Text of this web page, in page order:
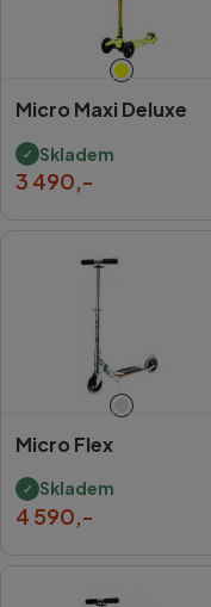
Micro Maxi Deluxe
Skladem
3 490,-
Micro Flex
Skladem
4 590,-